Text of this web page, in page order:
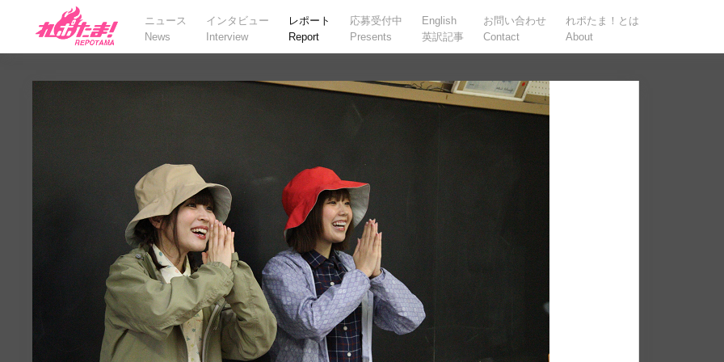
ニュース
News
インタビュー
Interview
レポート
Report
応募受付中
Presents
English
英訳記事
お問い合わせ
Contact
れポたま！とは
About